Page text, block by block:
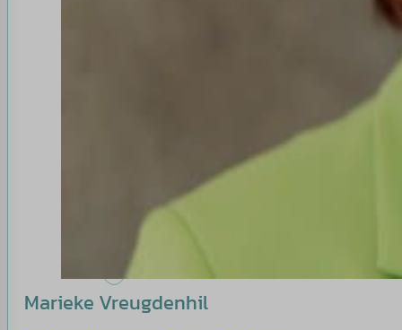
Marieke Vreugdenhil